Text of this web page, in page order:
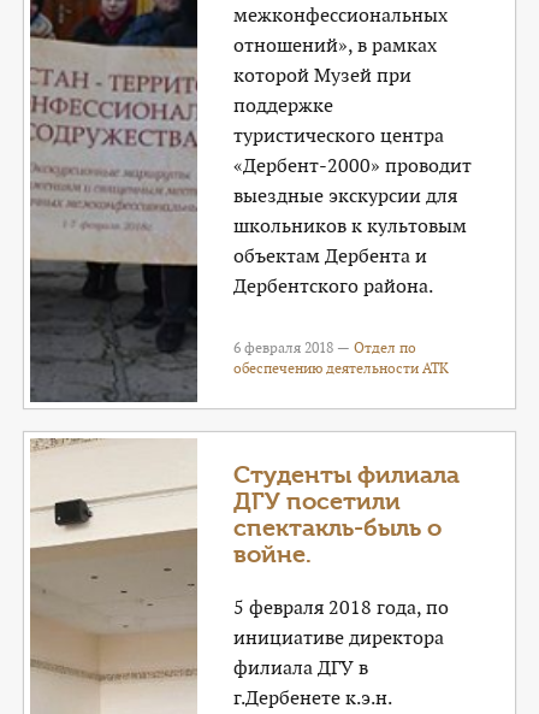
межконфессиональных
отношений», в рамках
которой Музей при
поддержке
туристического центра
«Дербент-2000» проводит
выездные экскурсии для
школьников к культовым
объектам Дербента и
Дербентского района.
6 февраля 2018 —Отдел по
обеспечению деятельности АТК
Студенты филиала
ДГУ посетили
спектакль-быль о
войне.
5 февраля 2018 года, по
инициативе директора
филиала ДГУ в
г.Дербенете к.э.н.